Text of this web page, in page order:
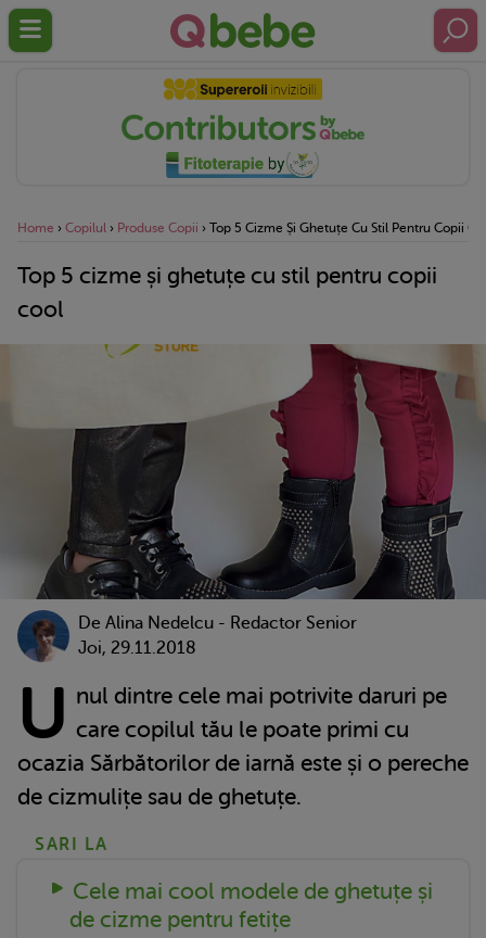
Home › Copilul › Produse Copii › Top 5 Cizme Și Ghetuțe Cu Stil Pentru Copii
Top 5 cizme și ghetuțe cu stil pentru copii
cool
De Alina Nedelcu - Redactor Senior
Joi, 29.11.2018
U nul dintre cele mai potrivite daruri pe
care copilul tău le poate primi cu
ocazia Sărbătorilor de iarnă este și o pereche
de cizmulițe sau de ghetuțe.
SARI LA
Cele mai cool modele de ghetuțe și
de cizme pentru fetițe